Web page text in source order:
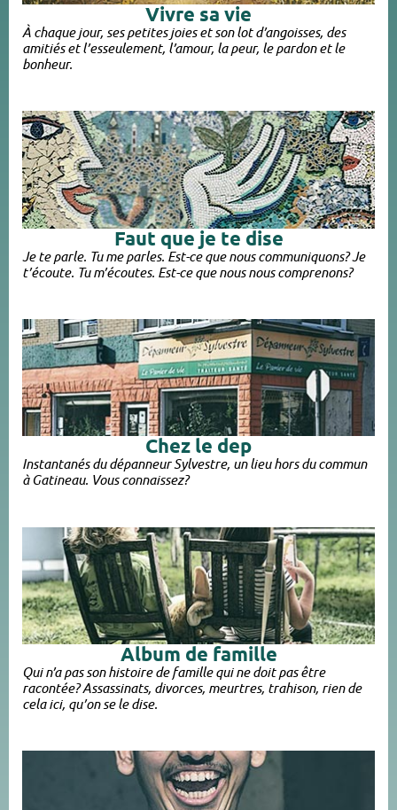
Vivre sa vie
À chaque jour, ses petites joies et son lot d’angoisses, des
amitiés et l’esseulement, l’amour, la peur, le pardon et le
bonheur.
Faut que je te dise
Je te parle. Tu me parles. Est-ce que nous communiquons? Je
t’écoute. Tu m’écoutes. Est-ce que nous nous comprenons?
Chez le dep​
Instantanés du dépanneur Sylvestre, un lieu hors du commun
à Gatineau. Vous connaissez?
Album de famille​
Qui n’a pas son histoire de famille qui ne doit pas être
racontée? Assassinats, divorces, meurtres, trahison, rien de
cela ici, qu’on se le dise.